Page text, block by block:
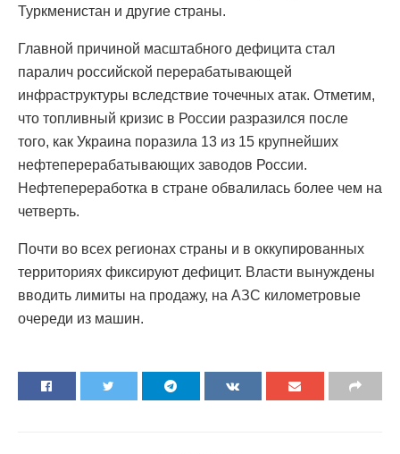
Туркменистан и другие страны.
Главной причиной масштабного дефицита стал
паралич российской перерабатывающей
инфраструктуры вследствие точечных атак. Отметим,
что топливный кризис в России разразился после
того, как Украина поразила 13 из 15 крупнейших
нефтеперерабатывающих заводов России.
Нефтепереработка в стране обвалилась более чем на
четверть.
Почти во всех регионах страны и в оккупированных
территориях фиксируют дефицит. Власти вынуждены
вводить лимиты на продажу, на АЗС километровые
очереди из машин.